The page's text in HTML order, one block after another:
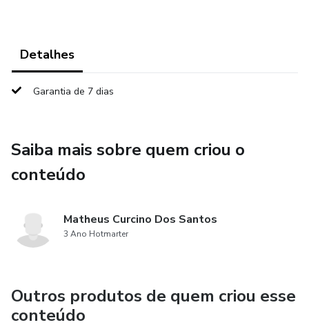
Detalhes
Garantia de 7 dias
Saiba mais sobre quem criou o
conteúdo
Matheus Curcino Dos Santos
3 Ano Hotmarter
Outros produtos de quem criou esse
conteúdo